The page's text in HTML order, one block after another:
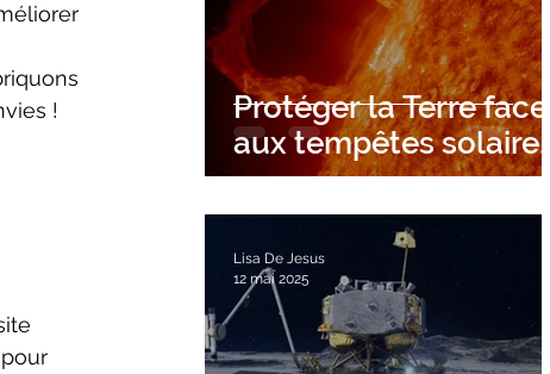
!
Protéger la Terre face
aux tempêtes
?
Lisa De Jesus
12 mai 2025